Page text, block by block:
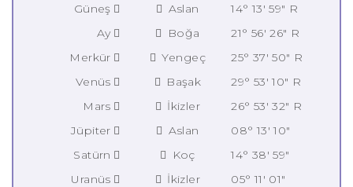
Güneş Aslan
14° 13' 59" R
Ay
Boğa
21° 56' 26" R
Merkür
Yengeç
25° 37' 50" R
Venüs
Başak
29° 53' 10" R
Mars
İkizler
26° 53' 32" R
Jüpiter
Aslan
08° 13' 10"
Satürn
Koç
14° 38' 59"
Uranüs
İkizler
05° 11' 01"